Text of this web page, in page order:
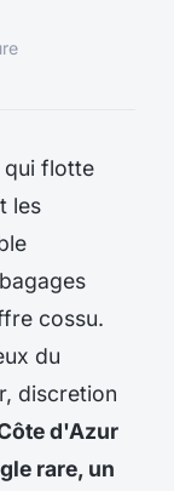
qui flotte
les
cossu.
du
discretion
d'Azur
rare, un